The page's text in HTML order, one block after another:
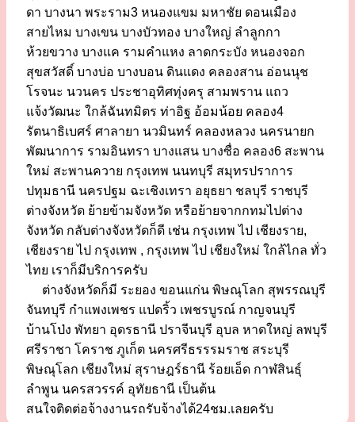
ดา บางนา พระราม3 หนองแขม มหาชัย ดอนเมือง
สายไหม บางเขน บางบัวทอง บางใหญ่ ลำลูกกา
ห้วยขวาง บางแค รามคำแหง ลาดกระบัง หนองจอก
สุขสวัสดิ์ บางบ่อ บางบอน ดินแดง คลองสาน อ่อนนุช
โรจนะ นวนคร ประชาอุทิศทุ่งครุ สามพราน แถว
แจ้งวัฒนะ ใกล้ฉันทมิตร ท่าอิฐ อ้อมน้อย คลอง4
รัตนาธิเบศร์ ศาลายา นวมินทร์ คลองหลวง นครนายก
พัฒนาการ รามอินทรา บางแสน บางซื่อ คลอง6 สะพาน
ใหม่ สะพานควาย กรุงเทพ นนทบุรี สมุทรปราการ
ปทุมธานี นครปฐม ฉะเชิงเทรา อยุธยา ชลบุรี ราชบุรี
ต่างจังหวัด ย้ายข้ามจังหวัด หรือย้ายจากกทมไปต่าง
จังหวัด กลับต่างจังหวัดก็ดี เช่น กรุงเทพ ไป เชียงราย,
เชียงราย ไป กรุงเทพ , กรุงเทพ ไป เชียงใหม่ ใกล้ไกล ทั่ว
ไทย เราก็มีบริการครับ
ต่างจังหวัดก็มี ระยอง ขอนแก่น พิษณุโลก สุพรรณบุรี
จันทบุรี กำแพงเพชร แปดริ้ว เพชรบูรณ์ กาญจนบุรี
บ้านโป่ง พัทยา อุดรธานี ปราจีนบุรี อุบล หาดใหญ่ ลพบุรี
ศรีราชา โคราช ภูเก็ต นครศรีธรรรมราช สระบุรี
พิษณุโลก เชียงใหม่ สุราษฎร์ธานี ร้อยเอ็ด กาฬสินธุ์
ลำพูน นครสวรรค์ อุทัยธานี เป็นต้น
สนใจติดต่อจ้างงานรถรับจ้างได้24ชม.เลยครับ